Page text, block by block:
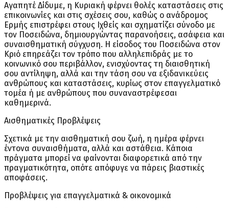
Αγαπητέ Δίδυμε, η Κυριακή φέρνει θολές καταστάσεις στις
επικοινωνίες και στις σχέσεις σου, καθώς ο ανάδρομος
Ερμής επιστρέφει στους Ιχθείς και σχηματίζει σύνοδο με
τον Ποσειδώνα, δημιουργώντας παρανοήσεις, ασάφεια και
συναισθηματική σύγχυση. Η είσοδος του Ποσειδώνα στον
Κριό επηρεάζει τον τρόπο που αλληλεπιδράς με το
κοινωνικό σου περιβάλλον, ενισχύοντας τη διαισθητική
σου αντίληψη, αλλά και την τάση σου να εξιδανικεύεις
ανθρώπους και καταστάσεις, κυρίως στον επαγγελματικό
τομέα ή με ανθρώπους που συναναστρέφεσαι
καθημερινά.
Αισθηματικές Προβλέψεις
Σχετικά με την αισθηματική σου ζωή, η ημέρα φέρνει
έντονα συναισθήματα, αλλά και αστάθεια. Κάποια
πράγματα μπορεί να φαίνονται διαφορετικά από την
πραγματικότητα, οπότε απόφυγε να πάρεις βιαστικές
αποφάσεις.
Προβλέψεις για επαγγελματικά & οικονομικά